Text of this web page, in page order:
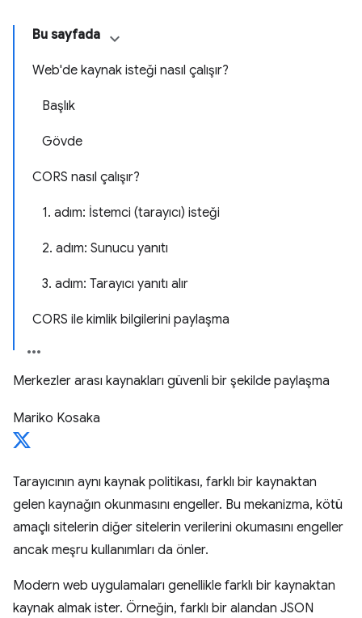
Bu sayfada
Web'de kaynak isteği nasıl çalışır?
Başlık
Gövde
CORS nasıl çalışır?
1. adım: İstemci (tarayıcı) isteği
2. adım: Sunucu yanıtı
3. adım: Tarayıcı yanıtı alır
CORS ile kimlik bilgilerini paylaşma
Merkezler arası kaynakları güvenli bir şekilde paylaşma
Mariko Kosaka
Tarayıcının aynı kaynak politikası, farklı bir kaynaktan
gelen kaynağın okunmasını engeller. Bu mekanizma, kötü
amaçlı sitelerin diğer sitelerin verilerini okumasını engeller
ancak meşru kullanımları da önler.
Modern web uygulamaları genellikle farklı bir kaynaktan
kaynak almak ister. Örneğin, farklı bir alandan JSON